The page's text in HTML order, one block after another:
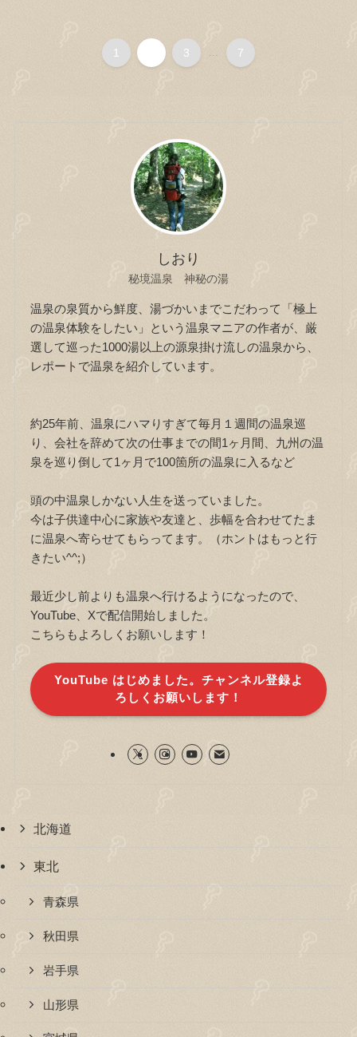
1 3 ... 7
しおり
秘境温泉 神秘の湯
温泉の泉質から鮮度、湯づかいまでこだわって「極上
の温泉体験をしたい」という温泉マニアの作者が、厳
選して巡った1000湯以上の源泉掛け流しの温泉から、
レポートで温泉を紹介しています。
約25年前、温泉にハマりすぎて毎月１週間の温泉巡
り、会社を辞めて次の仕事までの間1ヶ月間、九州の温
泉を巡り倒して1ヶ月で100箇所の温泉に入るなど
頭の中温泉しかない人生を送っていました。
今は子供達中心に家族や友達と、歩幅を合わせてたま
に温泉へ寄らせてもらってます。（ホントはもっと行
きたい^^;）
最近少し前よりも温泉へ行けるようになったので、
YouTube、Xで配信開始しました。
こちらもよろしくお願いします！
YouTube はじめました。チャンネル登録よ
ろしくお願いします！
北海道
東北
青森県
秋田県
岩手県
山形県